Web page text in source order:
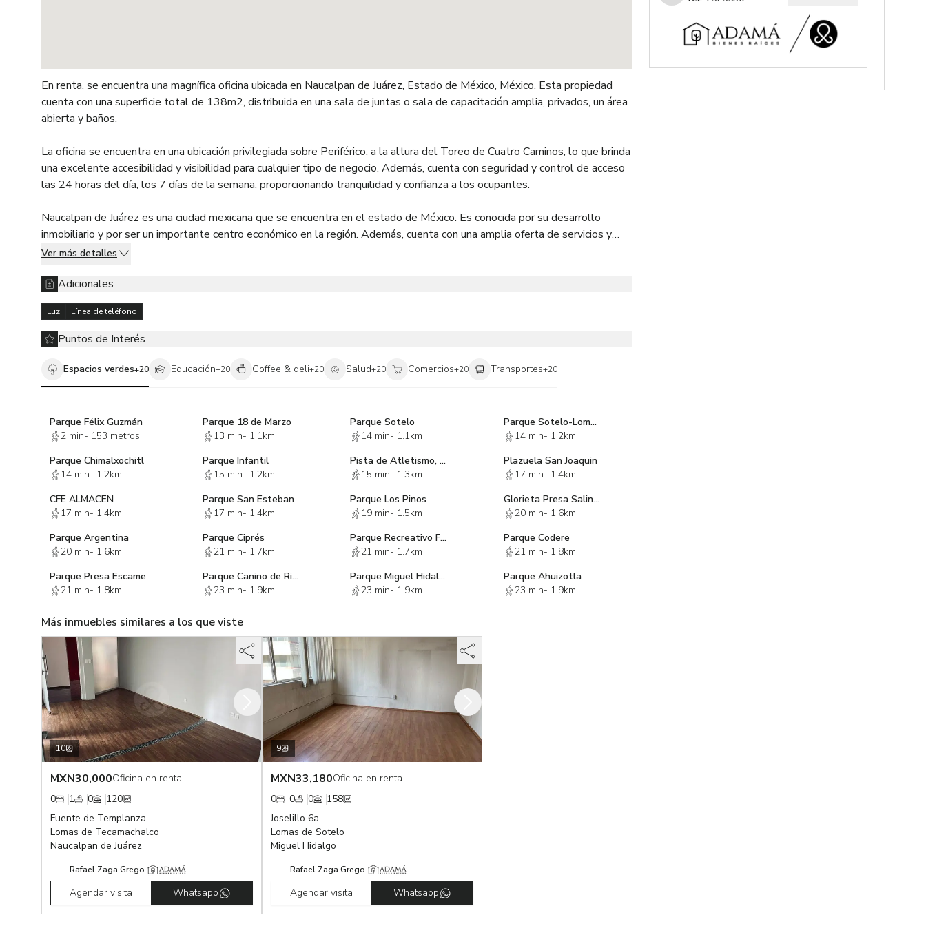
En renta, se encuentra una magnífica oficina ubicada en Naucalpan de Juárez, Estado de México, México. Esta propiedad
cuenta con una superficie total de 138m2, distribuida en una sala de juntas o sala de capacitación amplia, privados, un área
abierta y baños.
La oficina se encuentra en una ubicación privilegiada sobre Periférico, a la altura del Toreo de Cuatro Caminos, lo que brinda
una excelente accesibilidad y visibilidad para cualquier tipo de negocio. Además, cuenta con seguridad y control de acceso
las 24 horas del día, los 7 días de la semana, proporcionando tranquilidad y confianza a los ocupantes.
Naucalpan de Juárez es una ciudad mexicana que se encuentra en el estado de México. Es conocida por su desarrollo
inmobiliario y por ser un importante centro económico en la región. Además, cuenta con una amplia oferta de servicios y
comodidades, como tiendas, restaurantes, parques y áreas verdes.
El precio de venta de esta oficina es de $29,000 Mxn. Esta propiedad representa una excelente oportunidad para
aquellos que buscan establecer su negocio en una ubicación estratégica y con todas las comodidades necesarias. No
pierdas la oportunidad de adquirir esta magnífica oficina en Naucalpan de Juárez, Estado de México. ¡Contáctanos ahora
para más información y para programar una visita.
Ver más detalles
Adicionales
Luz Línea de teléfono
Puntos de Interés
Espacios verdes+20 Educación+20 Coffee & deli+20 Salud+20 Comercios+20 Transportes+20
Parque Félix Guzmán
2 min- 153 metros
Parque 18 de Marzo
13 min- 1.1km
Parque Sotelo
14 min- 1.1km
Parque Sotelo-Loma Hermosa
14 min- 1.2km
Parque Chimalxochitl
14 min- 1.2km
Parque Infantil
15 min- 1.2km
Pista de Atletismo, Lic. José Xavier Hernández Caltzontzin
15 min- 1.3km
Plazuela San Joaquin
17 min- 1.4km
CFE ALMACEN
17 min- 1.4km
Parque San Esteban
17 min- 1.4km
Parque Los Pinos
19 min- 1.5km
Glorieta Presa Salinillas
20 min- 1.6km
Parque Argentina
20 min- 1.6km
Parque Ciprés
21 min- 1.7km
Parque Recreativo Familiar Caneguin
21 min- 1.7km
Parque Codere
21 min- 1.8km
Parque Presa Escame
21 min- 1.8km
Parque Canino de Rio San Joaquín
23 min- 1.9km
Parque Miguel Hidalgo
23 min- 1.9km
Parque Ahuizotla
23 min- 1.9km
Más inmuebles similares a los que viste
10
MXN30,000Oficina en renta
0
1 0
120
Fuente de Templanza
Lomas de Tecamachalco
Naucalpan de Juárez
Rafael Zaga Grego
Agendar visita Whatsapp
9
MXN33,180Oficina en renta
0
0 0
158
Joselillo 6a
Lomas de Sotelo
Miguel Hidalgo
Rafael Zaga Grego
Agendar visita Whatsapp